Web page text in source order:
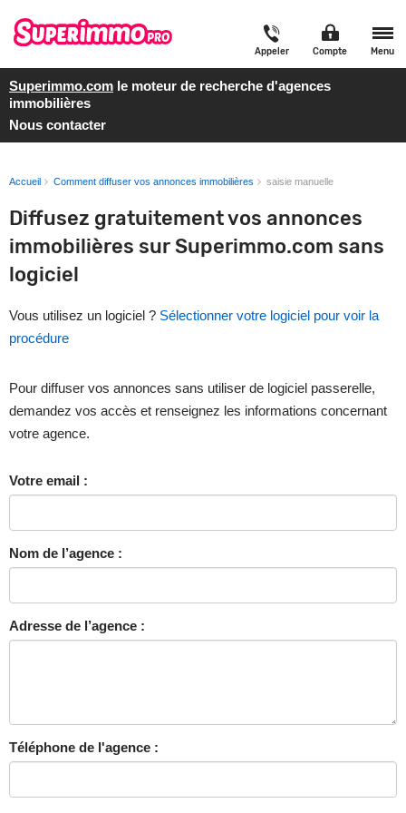
Appeler Compte Menu
Superimmo.com le moteur de recherche d'agences
immobilières
Nous contacter
Accueil Comment diffuser vos annonces immobilières saisie manuelle
Diffusez gratuitement vos annonces
immobilières sur Superimmo.com sans
logiciel
Vous utilisez un logiciel ? Sélectionner votre logiciel pour voir la
procédure
Pour diffuser vos annonces sans utiliser de logiciel passerelle,
demandez vos accès et renseignez les informations concernant
votre agence.
Votre email :
Nom de l’agence :
Adresse de l’agence :
Téléphone de l'agence :